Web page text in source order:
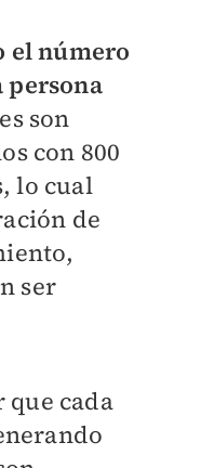
el número
persona
son
con 800
lo cual
de
ser
que cada